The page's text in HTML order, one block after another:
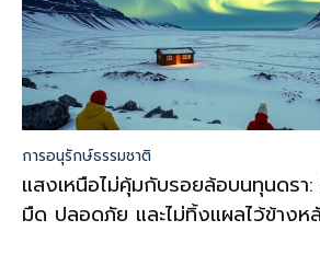
การอนุรักษ์ธรรมชาติ
แสงเหนือไม่คุ้มกับรอยล้อบนทุนดรา
มืด ปลอดภัย และไม่ทิ้งแผลไว้ข้างห